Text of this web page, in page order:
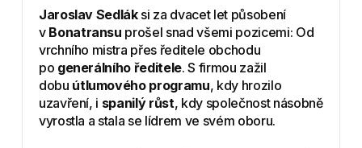
Jaroslav Sedláksi za dvacet let působení
v Bonatransu prošel snad všemi pozicemi: Od
vrchního mistra přes ředitele obchodu
po generálního ředitele. S firmou zažil
dobu útlumového programu, kdy hrozilo
uzavření, i spanilý růst, kdy společnost násobně
vyrostla a stala se lídrem ve svém oboru.